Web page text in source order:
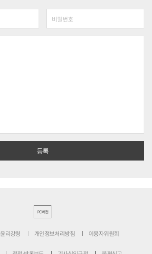
PC버전
윤리강령 개인정보처리방침 이용자위원회